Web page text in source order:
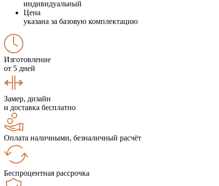
индивидуальный
Цена
указана за базовую комплектацию
Изготовление
от 5 дней
Замер, дизайн
и доставка бесплатно
Оплата наличными, безналичный расчёт
Беспроцентная рассрочка